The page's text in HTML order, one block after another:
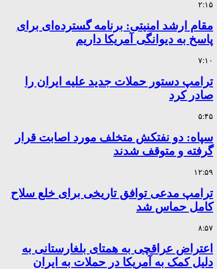
۲:۱۵
مقام ارشد امنیتی: برنامه گسترده‌ای برای
پاسخ به دیوانگی آمریکا داریم
۷:۱۰
ترامپ دستور حملات جدید علیه ایران را
صادر کرد
۵:۴۵
سپاه: دو نفتکش متخلف مورد اصابت قرار
گرفته و متوقف شدند
۱۲:۵۹
ترامپ مدعی توافق تاریخی برای خلع سلاح
کامل حماس شد
۸:۵۷
اعتراض عراقچی به همتای بلغارستانی به
دلیل کمک به آمریکا در حملات به ایران